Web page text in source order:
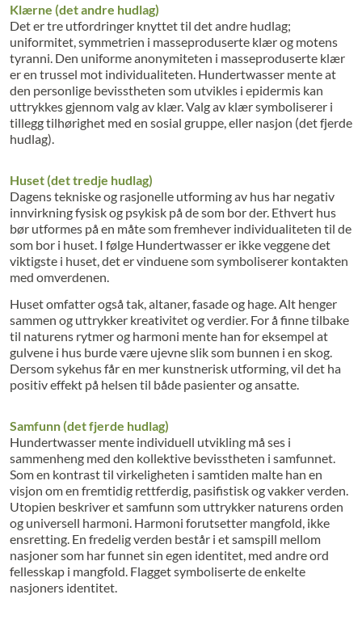
Klærne (det andre hudlag)
Det er tre utfordringer knyttet til det andre hudlag;
uniformitet, symmetrien i masseproduserte klær og motens
tyranni. Den uniforme anonymiteten i masseproduserte klær
er en trussel mot individualiteten. Hundertwasser mente at
den personlige bevisstheten som utvikles i epidermis kan
uttrykkes gjennom valg av klær. Valg av klær symboliserer i
tillegg tilhørighet med en sosial gruppe, eller nasjon (det fjerde
hudlag).
Huset (det tredje hudlag)
Dagens tekniske og rasjonelle utforming av hus har negativ
innvirkning fysisk og psykisk på de som bor der. Ethvert hus
bør utformes på en måte som fremhever individualiteten til de
som bor i huset. I følge Hundertwasser er ikke veggene det
viktigste i huset, det er vinduene som symboliserer kontakten
med omverdenen.
Huset omfatter også tak, altaner, fasade og hage. Alt henger
sammen og uttrykker kreativitet og verdier. For å finne tilbake
til naturens rytmer og harmoni mente han for eksempel at
gulvene i hus burde være ujevne slik som bunnen i en skog.
Dersom sykehus får en mer kunstnerisk utforming, vil det ha
positiv effekt på helsen til både pasienter og ansatte.
Samfunn (det fjerde hudlag)
Hundertwasser mente individuell utvikling må ses i
sammenheng med den kollektive bevisstheten i samfunnet.
Som en kontrast til virkeligheten i samtiden malte han en
visjon om en fremtidig rettferdig, pasifistisk og vakker verden.
Utopien beskriver et samfunn som uttrykker naturens orden
og universell harmoni. Harmoni forutsetter mangfold, ikke
ensretting. En fredelig verden består i et samspill mellom
nasjoner som har funnet sin egen identitet, med andre ord
fellesskap i mangfold. Flagget symboliserte de enkelte
nasjoners identitet.